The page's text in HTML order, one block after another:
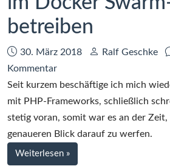
auf
einem
betreiben
Datum:
30. März 2018 Autor:
Ralf Geschke
Kommentarzu
Howto:
Laravel-
Anwendung
im
Docker
Seit kurzem beschäftige ich mich
mit PHP-Frameworks, schließlich
stetig voran, somit war es an der
genaueren Blick darauf zu werfen.
Weiterlesen bei
»